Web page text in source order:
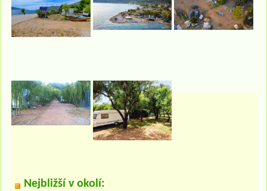
Nejbližší v okolí: